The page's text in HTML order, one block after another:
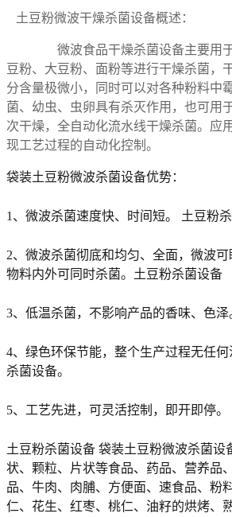
土豆粉微波干燥杀菌设备概述：
微波食品干燥杀菌设备主要用
豆粉、大豆粉、面粉等进行干燥杀菌，
分含量极微小，同时可以对各种粉料中
菌、幼虫、虫卵具有杀灭作用，也可用
次干燥，全自动化流水线干燥杀菌。应
现工艺过程的自动化控制。
袋装土豆粉微波杀菌设备优势：
1、微波杀菌速度快、时间短。 土豆粉
2、微波杀菌彻底和均匀、全面，微波可
物料内外可同时杀菌。土豆粉杀菌设备
3、低温杀菌，不影响产品的香味、色
4、绿色环保节能，整个生产过程无任
杀菌设备。
5、工艺先进，可灵活控制，即开即停。
土豆粉杀菌设备 袋装土豆粉微波杀菌设
状、颗粒、片状等食品、药品、营养品
品、牛肉、肉脯、方便面、速食品、粉
仁、花生、红枣、桃仁、油籽的烘烤、